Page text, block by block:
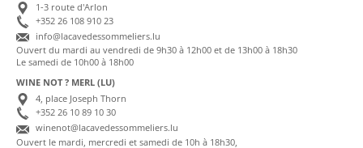
1-3 route d'Arlon
+352 26 108 910 23
info@lacavedessommeliers.lu
Ouvert du mardi au vendredi de 9h30 à 12h00 et de 13h00 à 18h30
Le samedi de 10h00 à 18h00
WINE NOT ? MERL (LU)
4, place Joseph Thorn
+352 26 10 89 10 30
winenot@lacavedessommeliers.lu
Ouvert le mardi, mercredi et samedi de 10h à 18h30,